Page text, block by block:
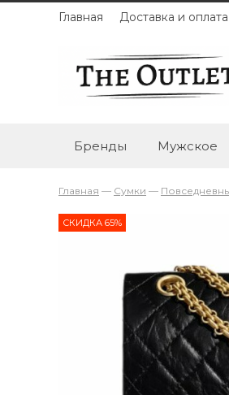
Главная Доставка и оплата
Бренды Мужское
Главная — Сумки —
СКИДКА 65%